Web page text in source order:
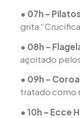
• 07h –
grita
• 08h –
açoitado
• 09h –
tratado como
• 10h – Ecce